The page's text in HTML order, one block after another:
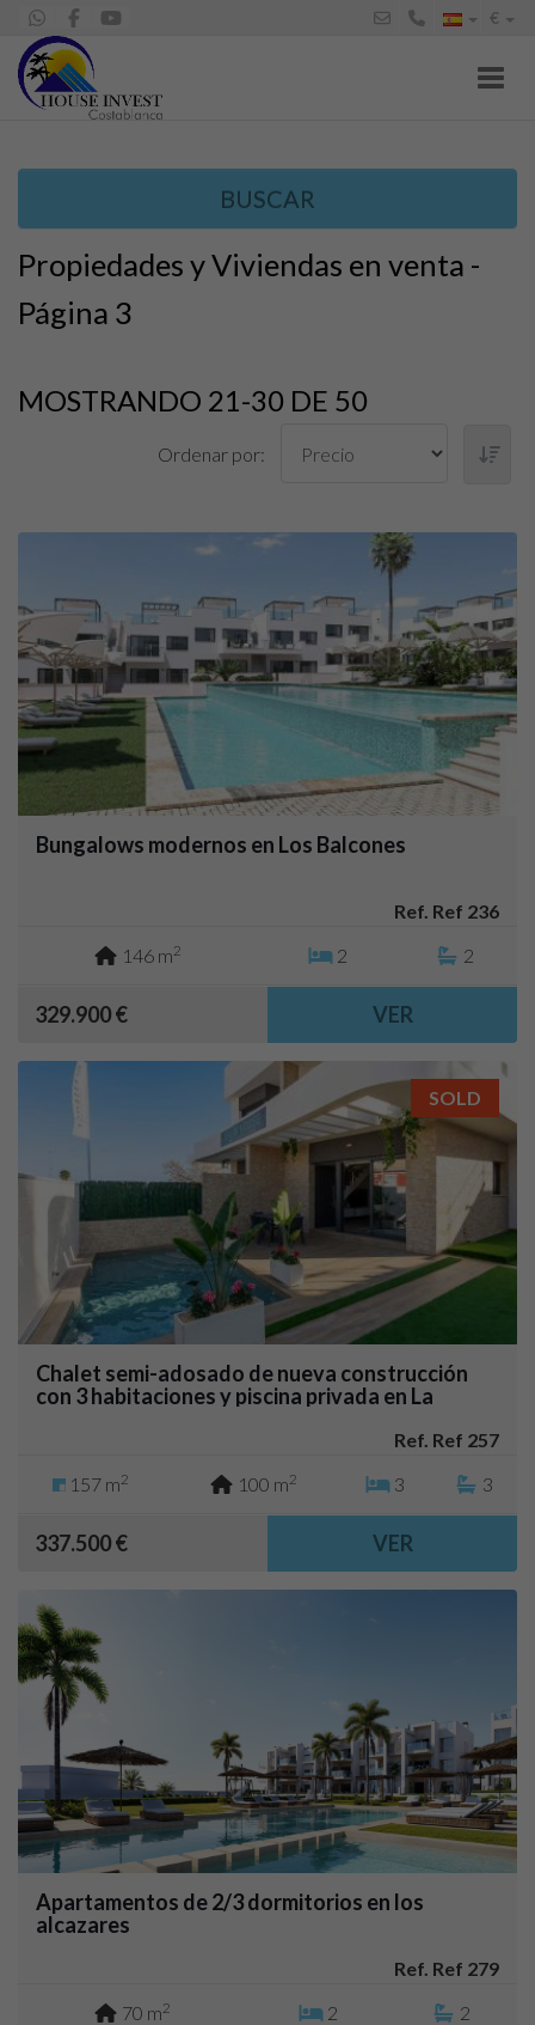
€
BUSCAR
Propiedades y Viviendas en venta -
Página 3
MOSTRANDO 21-30 DE 50
Ordenar por:
Bungalows modernos en Los Balcones
Ref. Ref 236
146 m2 2 2
329.900 € VER
SOLD
Chalet semi-adosado de nueva construcción
con 3 habitaciones y piscina privada en La
Ref. Ref 257
157 m2 100 m2 3 3
337.500 € VER
Apartamentos de 2/3 dormitorios en los
alcazares
Ref. Ref 279
70 m2 2 2